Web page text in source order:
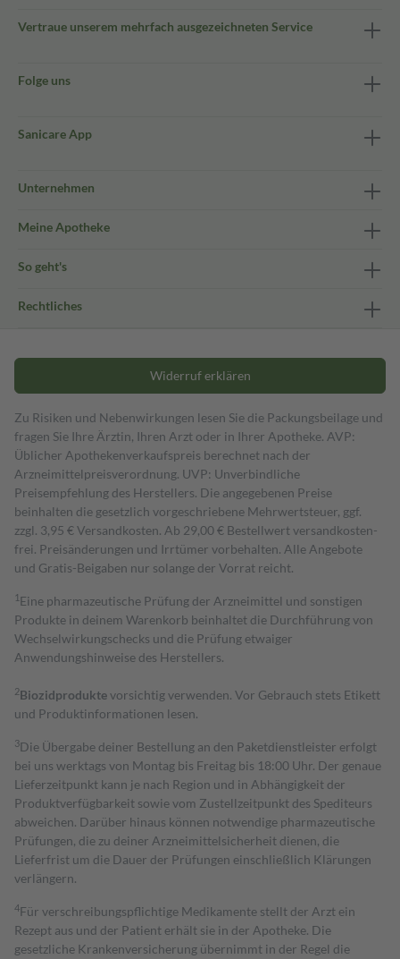
Vertraue unserem mehrfach ausgezeichneten Service
Folge uns
Sanicare App
Unternehmen
Meine Apotheke
So geht's
Rechtliches
Widerruf erklären
Zu Risiken und Nebenwirkungen lesen Sie die Packungsbeilage und
fragen Sie Ihre Ärztin, Ihren Arzt oder in Ihrer Apotheke. AVP:
Üblicher Apothekenverkaufspreis berechnet nach der
Arzneimittelpreisverordnung. UVP: Unverbindliche
Preisempfehlung des Herstellers. Die angegebenen Preise
beinhalten die gesetzlich vorgeschriebene Mehrwertsteuer, ggf.
zzgl. 3,95 € Versandkosten. Ab 29,00 € Bestell­wert versand­kosten­
frei. Preisänderungen und Irrtümer vorbehalten. Alle Angebote
und Gratis-Beigaben nur solange der Vorrat reicht.
1 Eine pharmazeutische Prüfung der Arzneimittel und sonstigen
Produkte in deinem Warenkorb beinhaltet die Durchführung von
Wechselwirkungschecks und die Prüfung etwaiger
Anwendungshinweise des Herstellers.
2Biozidproduktevorsichtig verwenden. Vor Gebrauch stets Etikett
und Produktinformationen lesen.
3Die Übergabe deiner Bestellung an den Paketdienstleister erfolgt
bei uns werktags von Montag bis Freitag bis 18:00 Uhr. Der genaue
Lieferzeitpunkt kann je nach Region und in Abhängigkeit der
Produktverfügbarkeit sowie vom Zustellzeitpunkt des Spediteurs
abweichen. Darüber hinaus können notwendige pharmazeutische
Prüfungen, die zu deiner Arzneimittelsicherheit dienen, die
Lieferfrist um die Dauer der Prüfungen einschließlich Klärungen
verlängern.
4Für verschreibungspflichtige Medikamente stellt der Arzt ein
Rezept aus und der Patient erhält sie in der Apotheke. Die
gesetzliche Krankenversicherung übernimmt in der Regel die